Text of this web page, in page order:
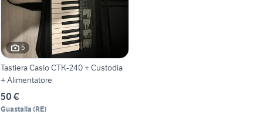
5
Tastiera Casio CTK-240 + Custodia
+ Alimentatore
50 €
Guastalla (RE)